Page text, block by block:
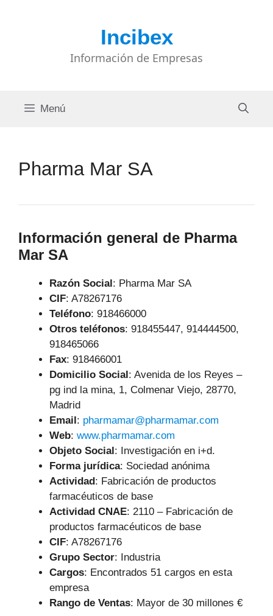
Incibex
Información de Empresas
Menú
Pharma Mar SA
Información general de Pharma
Mar SA
Razón Social: Pharma Mar SA
CIF: A78267176
Teléfono: 918466000
Otros teléfonos: 918455447, 914444500,
918465066
Fax: 918466001
Domicilio Social: Avenida de los Reyes –
pg ind la mina, 1, Colmenar Viejo, 28770,
Madrid
Email: pharmamar@pharmamar.com
Web: www.pharmamar.com
Objeto Social: Investigación en i+d.
Forma jurídica: Sociedad anónima
Actividad: Fabricación de productos
farmacéuticos de base
Actividad CNAE: 2110 – Fabricación de
productos farmacéuticos de base
CIF: A78267176
Grupo Sector: Industria
Cargos: Encontrados 51 cargos en esta
empresa
Rango de Ventas: Mayor de 30 millones €